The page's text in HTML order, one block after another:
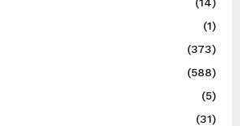
(1)
(373)
(588)
(5)
(31)